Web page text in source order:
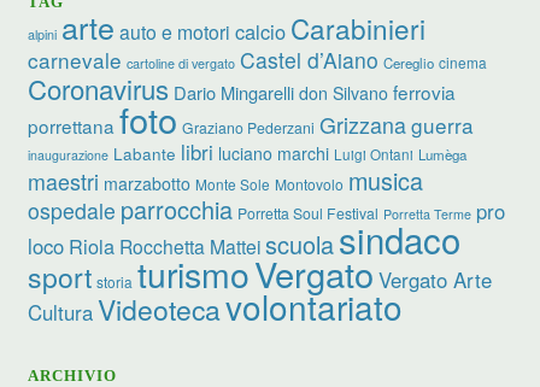
alpini arte auto e motori calcio Carabinieri
carnevale cartoline di vergato Castel d’Aiano Cereglio cinema
Coronavirus Dario Mingarelli don Silvano ferrovia
porrettana foto Graziano Pederzani Grizzanaguerra
inaugurazione Labante libri luciano marchi Luigi Ontani Lumèga
maestri marzabotto Monte Sole Montovolo musica
ospedale parrocchia Porretta Soul Festival Porretta Terme pro
loco Riola Rocchetta Matteiscuolasindaco
sport storia turismoVergato Vergato Arte
CulturaVideotecavolontariato
ARCHIVIO